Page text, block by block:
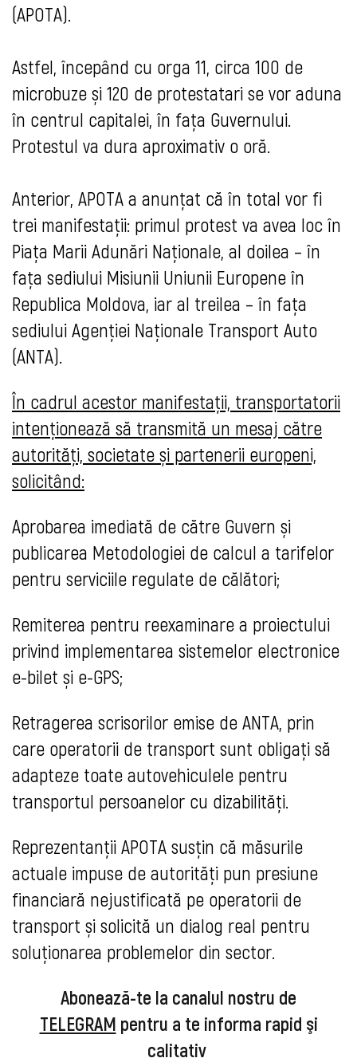
(APOTA).
Astfel, începând cu orga 11, circa 100 de
microbuze și 120 de protestatari se vor aduna
în centrul capitalei, în fața Guvernului.
Protestul va dura aproximativ o oră.
Anterior, APOTA a anunțat că în total vor fi
trei manifestații: primul protest va avea loc în
Piața Marii Adunări Naționale, al doilea – în
fața sediului Misiunii Uniunii Europene în
Republica Moldova, iar al treilea – în fața
sediului Agenției Naționale Transport Auto
(ANTA).
În cadrul acestor manifestații, transportatorii
intenționează să transmită un mesaj către
autorități, societate și partenerii europeni,
solicitând:
Aprobarea imediată de către Guvern și
publicarea Metodologiei de calcul a tarifelor
pentru serviciile regulate de călători;
Remiterea pentru reexaminare a proiectului
privind implementarea sistemelor electronice
e-bilet și e-GPS;
Retragerea scrisorilor emise de ANTA, prin
care operatorii de transport sunt obligați să
adapteze toate autovehiculele pentru
transportul persoanelor cu dizabilități.
Reprezentanții APOTA susțin că măsurile
actuale impuse de autorități pun presiune
financiară nejustificată pe operatorii de
transport și solicită un dialog real pentru
soluționarea problemelor din sector.
Abonează-te la canalul nostru de
TELEGRAM pentru a te informa rapid şi
calitativ